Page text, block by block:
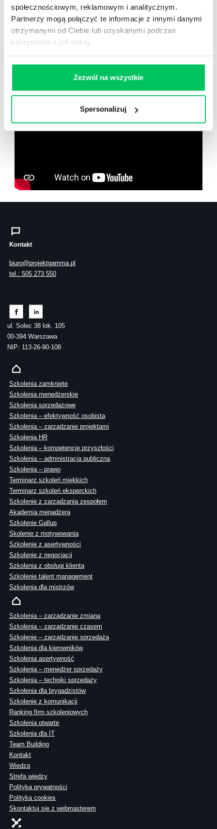
społecznościowym, reklamowym i analitycznym.
Partnerzy mogą połączyć te informacje z innymi danymi
otrzymanymi od Ciebie lub uzyskanymi podczas
korzystania z ich usług.
Zezwól na wszystkie
Spersonalizuj
Zobacz co znajdziesz
Kontakt
biuro@projektgamma.pl
tel.: 505 273 550
ul. Solec 38 lok. 105
00-394 Warszawa
NIP: 113-26-90-108
Szkolenia zamknięte
Szkolenia menedżerskie
Szkolenia sprzedażowe
Szkolenia – efektywność osobista
Szkolenia – zarządzanie projektami
Szkolenia HR
Szkolenia – kompetencje przyszłości
Szkolenia – administracja publiczna
Szkolenia – prawo
Terminarz szkoleń miękkich
Terminarz szkoleń eksperckich
Szkolenie z zarządzania zespołem
Akademia menadżera
Szkolenie Gallup
Skolenie z motywowania
Szkolenie z asertywności
Szkolenie z negocjacji
Szkolenia z obsługi klienta
Szkolenie talent management
Szkolenia dla mistrzów
Szkolenia – zarządzanie zmianą
Szkolenia – zarządzanie czasem
Szkolenie – zarządzanie sprzedażą
Szkolenia dla kierowników
Szkolenia asertywność
Szkolenia – menedżer sprzedaży
Szkolenia – techniki sprzedaży
Szkolenia dla brygadzistów
Szkolenie z komunikacji
Ranking firm szkoleniowych
Szkolenia otwarte
Szkolenia dla IT
Team Building
Kontakt
Wiedza
Strefa wiedzy
Polityka prywatności
Polityka cookies
Skontaktuj sie z webmasterem